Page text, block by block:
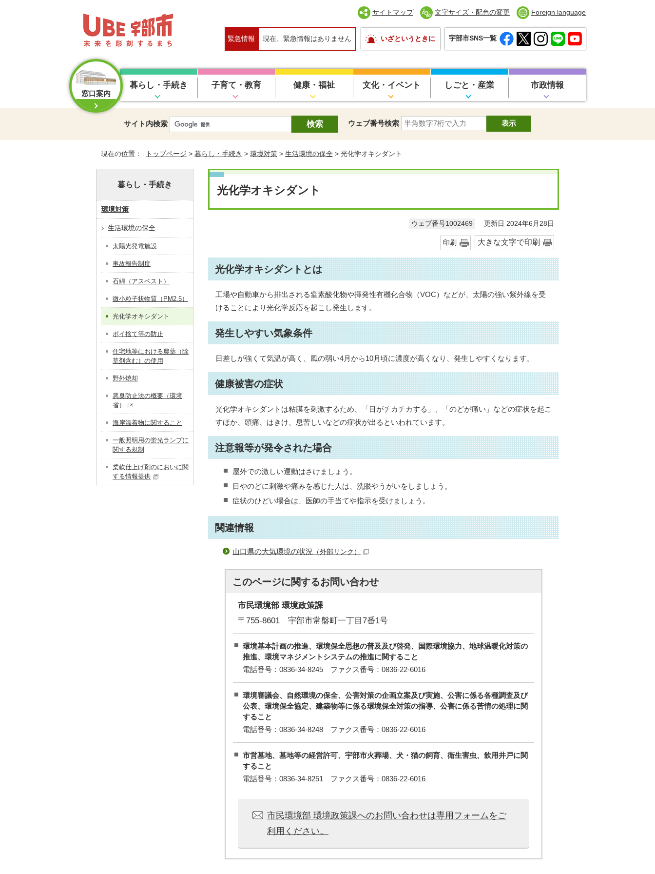
サイトマップ 文字サイズ・配色の変更 Foreign language
緊急情報 現在、緊急情報はありません いざというときに 宇部市SNS一覧
窓口案内
暮らし・手続き 子育て・教育 健康・福祉 文化・イベント しごと・産業 市政情報
サイト内検索 ウェブ番号検索
現在の位置： トップページ > 暮らし・手続き > 環境対策 > 生活環境の保全 > 光化学オキシダント
光化学オキシダント
ウェブ番号1002469 更新日 2024年6月28日
印刷 大きな文字で印刷
光化学オキシダントとは
工場や自動車から排出される窒素酸化物や揮発性有機化合物（VOC）などが、太陽の強い紫外線を受
けることにより光化学反応を起こし発生します。
発生しやすい気象条件
日差しが強くて気温が高く、風の弱い4月から10月頃に濃度が高くなり、発生しやすくなります。
健康被害の症状
光化学オキシダントは粘膜を刺激するため、「目がチカチカする」、「のどが痛い」などの症状を起こ
すほか、頭痛、はきけ、息苦しいなどの症状が出るといわれています。
注意報等が発令された場合
屋外での激しい運動はさけましょう。
目やのどに刺激や痛みを感じた人は、洗眼やうがいをしましょう。
症状のひどい場合は、医師の手当てや指示を受けましょう。
関連情報
山口県の大気環境の状況 （外部リンク）
このページに関するお問い合わせ
市民環境部 環境政策課
〒755-8601 宇部市常盤町一丁目7番1号
環境基本計画の推進、環境保全思想の普及及び啓発、国際環境協力、地球温暖化対策の
推進、環境マネジメントシステムの推進に関すること
電話番号：0836-34-8245 ファクス番号：0836-22-6016
環境審議会、自然環境の保全、公害対策の企画立案及び実施、公害に係る各種調査及び
公表、環境保全協定、建築物等に係る環境保全対策の指導、公害に係る苦情の処理に関
すること
電話番号：0836-34-8248 ファクス番号：0836-22-6016
市営墓地、墓地等の経営許可、宇部市火葬場、犬・猫の飼育、衛生害虫、飲用井戸に関
すること
電話番号：0836-34-8251 ファクス番号：0836-22-6016
市民環境部 環境政策課へのお問い合わせは専用フォームをご
利用ください。
暮らし・手続き
環境対策
生活環境の保全
太陽光発電施設
事故報告制度
石綿（アスベスト）
微小粒子状物質（PM2.5）
光化学オキシダント
ポイ捨て等の防止
住宅地等における農薬（除
草剤含む）の使用
野外焼却
悪臭防止法の概要（環境
省）
海岸漂着物に関すること
一般照明用の蛍光ランプに
関する規制
柔軟仕上げ剤のにおいに関
する情報提供